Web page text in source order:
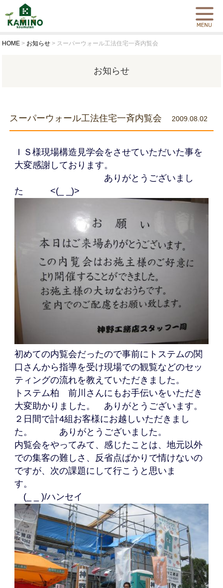
HOME > お知らせ > スーパーウォール工法住宅一斉内覧会
お知らせ
スーパーウォール工法住宅一斉内覧会 2009.08.02
ＩＳ様現場構造見学会をさせていただいた事を
大変感謝しております。
ありがとうございまし
た <(_ _)>
初めての内覧会だったので事前にトステムの関
口さんから指導を受け現場での観覧などのセッ
ティングの流れを教えていただきました。
トステム柏 前川さんにもお手伝いをいただき
大変助かりました。 ありがとうございます。
２日間で計4組お客様にお越しいただきまし
た。 ありがとうございました。
内覧会をやってみて、感じたことは、地元以外
での集客の難しさ、反省点ばかりで情けないの
ですが、次の課題にして行こうと思いま
す。
(_ _ )/ハンセイ